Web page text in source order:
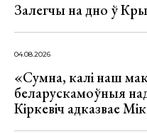
Залегчы на дно ў
04.08.2026
«Сумна, калі наш
беларускамоўныя
Кіркевіч адказвае